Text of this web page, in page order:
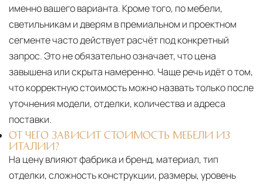
именно вашего варианта. Кроме того, по мебели,
светильникам и дверям в премиальном и проектном
сегменте часто действует расчёт под конкретный
запрос. Это не обязательно означает, что цена
завышена или скрыта намеренно. Чаще речь идёт о том,
что корректную стоимость можно назвать только после
уточнения модели, отделки, количества и адреса
поставки.
ОТ ЧЕГО ЗАВИСИТ СТОИМОСТЬ МЕБЕЛИ ИЗ
ИТАЛИИ?
На цену влияют фабрика и бренд, материал, тип
отделки, сложность конструкции, размеры, уровень